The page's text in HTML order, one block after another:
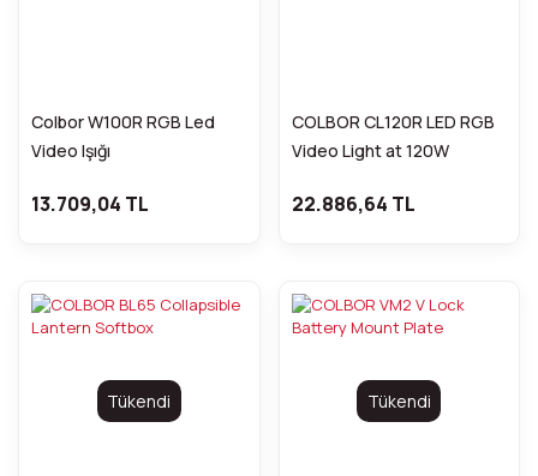
Colbor W100R RGB Led
Video Işığı
13.709,04 TL
COLBOR CL120R LED RGB
Video Light at 120W
22.886,64 TL
Tükendi Tükendi